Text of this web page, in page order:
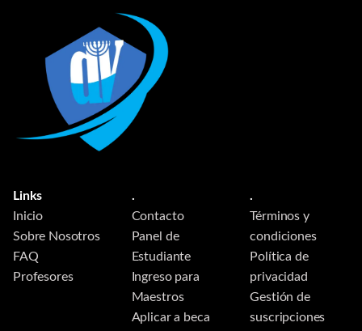
Links
Inicio
Sobre Nosotros
FAQ
Profesores
.
Contacto
Panel de
Estudiante
Ingreso para
Maestros
Aplicar a beca
.
Términos y
condiciones
Política de
privacidad
Gestión de
suscripciones